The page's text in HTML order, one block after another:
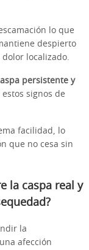
lo que
despierto
localizado.
persistente y
signos de
facilidad, lo
que no cesa sin
la caspa real y
la
afección